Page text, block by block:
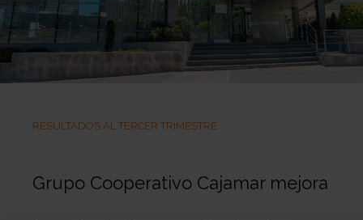
RESULTADOS AL TERCER TRIMESTRE
Grupo Cooperativo Cajamar mejora